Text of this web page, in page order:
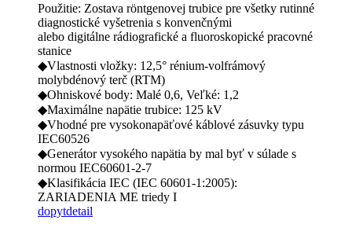
Použitie: Zostava röntgenovej trubice pre všetky rutinné
diagnostické vyšetrenia s konvenčnými
alebo digitálne rádiografické a fluoroskopické pracovné
stanice
◆Vlastnosti vložky: 12,5° rénium-volfrámový
molybdénový terč (RTM)
◆Ohniskové body: Malé 0,6, Veľké: 1,2
◆Maximálne napätie trubice: 125 kV
◆Vhodné pre vysokonapäťové káblové zásuvky typu
IEC60526
◆Generátor vysokého napätia by mal byť v súlade s
normou IEC60601-2-7
◆Klasifikácia IEC (IEC 60601-1:2005):
ZARIADENIA ME triedy I
dopytdetail